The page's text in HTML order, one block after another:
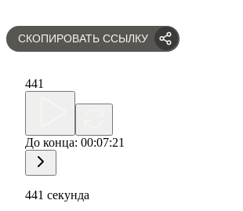
СКОПИРОВАТЬ ССЫЛКУ
441
До конца: 00:07:21
441 секунда